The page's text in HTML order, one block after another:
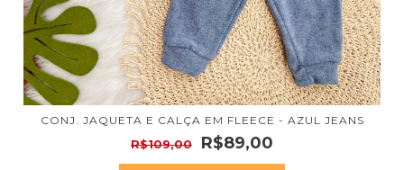
CONJ. JAQUETA E CALÇA EM FLEECE - AZUL JEANS
R$109,00 R$89,00